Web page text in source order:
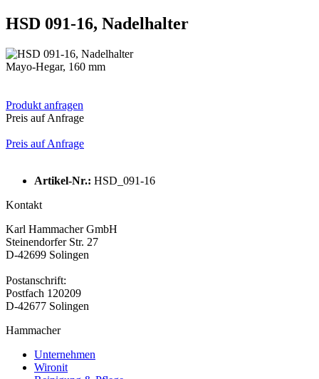
HSD 091-16, Nadelhalter
Mayo-Hegar, 160 mm
Produkt anfragen
Preis auf Anfrage
Preis auf Anfrage
Artikel-Nr.: HSD_091-16
Kontakt
Karl Hammacher GmbH
Steinendorfer Str. 27
D-42699 Solingen
Postanschrift:
Postfach 120209
D-42677 Solingen
Hammacher
Unternehmen
Wironit